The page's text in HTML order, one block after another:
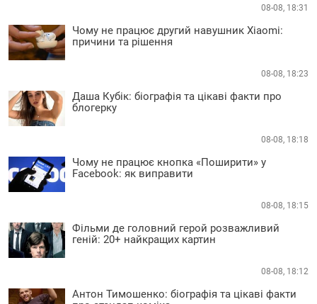
08-08, 18:31
Чому не працює другий навушник Xiaomi:
причини та рішення
08-08, 18:23
Даша Кубік: біографія та цікаві факти про
блогерку
08-08, 18:18
Чому не працює кнопка «Поширити» у
Facebook: як виправити
08-08, 18:15
Фільми де головний герой розважливий
геній: 20+ найкращих картин
08-08, 18:12
Антон Тимошенко: біографія та цікаві факти